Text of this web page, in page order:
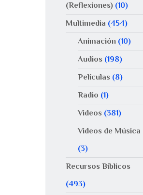
(Reflexiones) (10)
Multimedia (454)
Animación(10)
Audios (198)
Películas (8)
Radio (1)
Videos (381)
Videos de Música
(3)
Recursos Bíblicos
(493)